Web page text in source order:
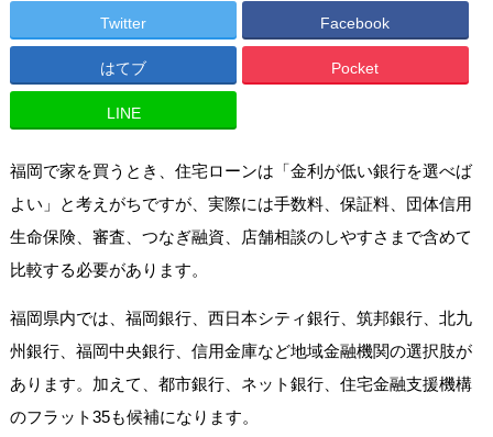
Twitter Facebook
はてブ Pocket
LINE
福岡で家を買うとき、住宅ローンは「金利が低い銀行を選べば
よい」と考えがちですが、実際には手数料、保証料、団体信用
生命保険、審査、つなぎ融資、店舗相談のしやすさまで含めて
比較する必要があります。
福岡県内では、福岡銀行、西日本シティ銀行、筑邦銀行、北九
州銀行、福岡中央銀行、信用金庫など地域金融機関の選択肢が
あります。加えて、都市銀行、ネット銀行、住宅金融支援機構
のフラット35も候補になります。